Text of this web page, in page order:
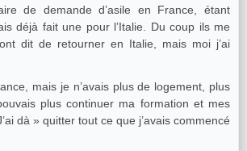
de demande d’asile en France, étant
déjà fait une pour l’Italie. Du coup ils me
dit de retourner en Italie, mais moi j’ai
mais je n’avais plus de logement, plus
plus continuer ma formation et mes
dà » quitter tout ce que j’avais commencé